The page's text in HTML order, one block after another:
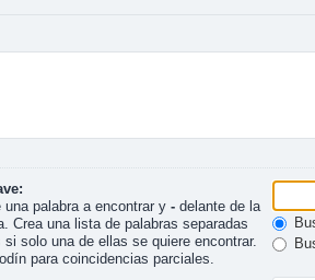
una palabra a encontrar y - delante de la
Crea una lista de palabras separadas
solo una de ellas se quiere encontrar.
para coincidencias parciales.